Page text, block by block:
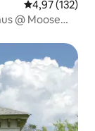
4,97 av 5 i
4,97 (132)
@ Moose